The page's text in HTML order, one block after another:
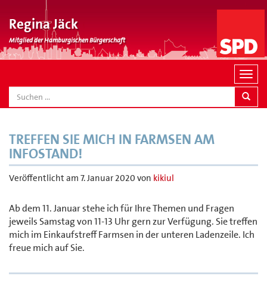
Regina Jäck
Mitglied der Hamburgischen Bürgerschaft
N
a
v
SEARCH
TREFFEN SIE MICH IN FARMSEN AM
INFOSTAND!
Veröffentlicht am 7. Januar 2020 von kikiul
Ab dem 11. Januar stehe ich für Ihre Themen und Fragen
jeweils Samstag von 11-13 Uhr gern zur Verfügung. Sie treffen
mich im Einkaufstreff Farmsen in der unteren Ladenzeile. Ich
freue mich auf Sie.